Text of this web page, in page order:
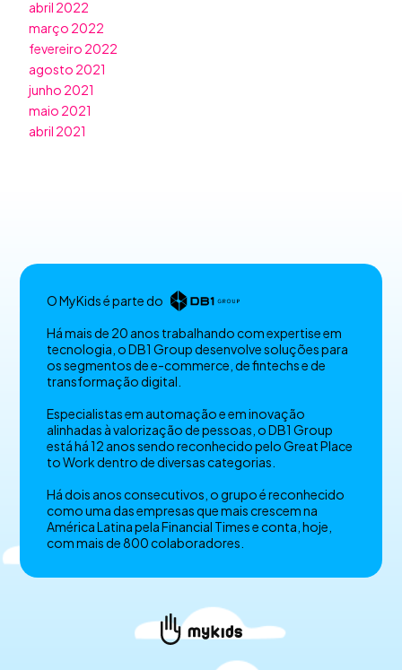
abril 2022
março 2022
fevereiro 2022
agosto 2021
junho 2021
maio 2021
abril 2021
O MyKids é parte do
Há mais de 20 anos trabalhando com expertise em
tecnologia, o DB1 Group desenvolve soluções para
os segmentos de e-commerce, de fintechs e de
transformação digital.
Especialistas em automação e em inovação
alinhadas à valorização de pessoas, o DB1 Group
está há 12 anos sendo reconhecido pelo Great Place
to Work dentro de diversas categorias.
Há dois anos consecutivos, o grupo é reconhecido
como uma das empresas que mais crescem na
América Latina pela Financial Times e conta, hoje,
com mais de 800 colaboradores.